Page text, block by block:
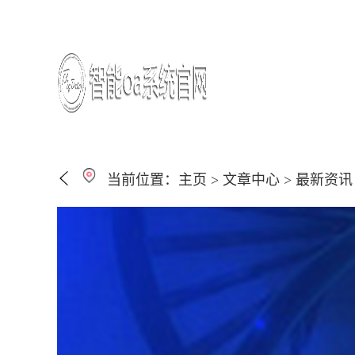
当前位置： 主页 > 文章中心 > 最新资讯